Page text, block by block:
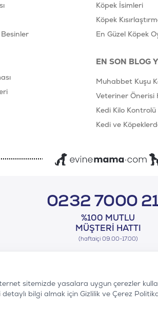
Köpek İsimleri
Köpek
En Güzel Köpek
EN SON BLOG
Muhabbet Kuşu
Veteriner Önerisi
Kedi Kilo Kontrolü
Kedi ve
0232 7000
%100 MUTLU
MÜŞTERI HATTI
(haftaiçi 09.00-17.00)
sitemizde yasalara uygun çerezler
bilgi almak için Gizlilik ve Çerez